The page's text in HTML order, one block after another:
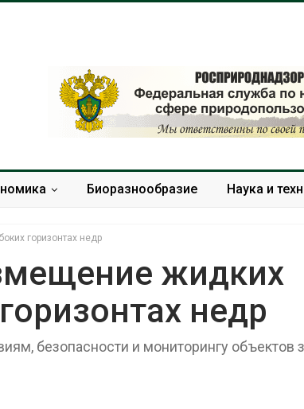
Биоразнообразие Наука и
горизонтах недр
жидких
недр
безопасности и мониторингу объектов
«доводит» до
и
убийство
9, 2026
Евросоюз
увеличить
защиту
роста
Дом из